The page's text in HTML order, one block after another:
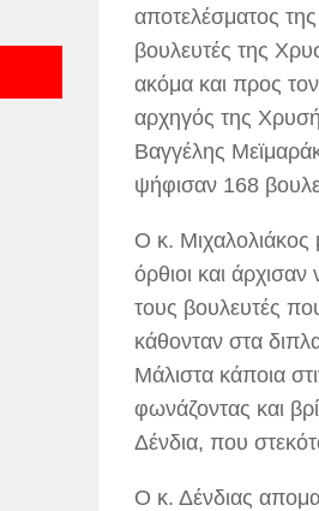
αποτελέσματος
βουλευτές της
ακόμα και προς
αρχηγός της
Βαγγέλης
ψήφισαν 168
Ο κ. Μιχαλολιάκος
όρθιοι και
τους βουλευτές
κάθονταν στα
Μάλιστα κάποια
φωνάζοντας και
Δένδια, που
Ο κ. Δένδιας